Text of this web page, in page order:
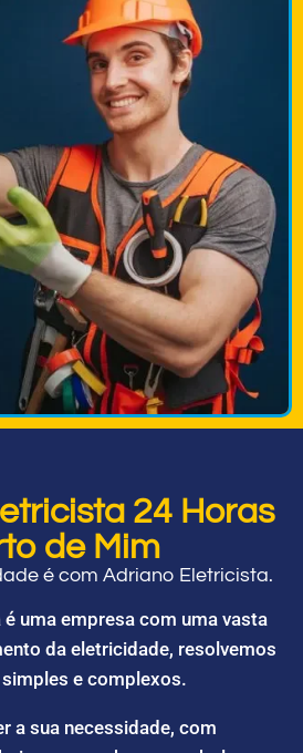
24 Horas
de Mim
é com Adriano Eletricista.
uma empresa com uma vasta
da eletricidade, resolvemos
e complexos.
a sua necessidade, com